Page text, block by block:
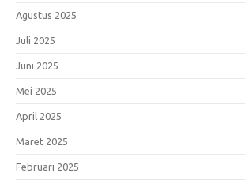
Agustus 2025
Juli 2025
Juni 2025
Mei 2025
April 2025
Maret 2025
Februari 2025